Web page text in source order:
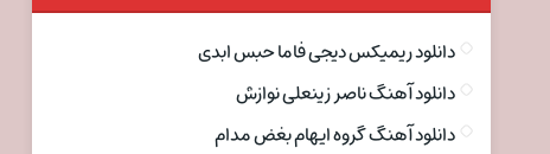
دانلود ریمیکس دیجی فاما حبس ابدی
دانلود آهنگ ناصر زینعلی نوازش
دانلود آهنگ گروه ایهام بغض مدام